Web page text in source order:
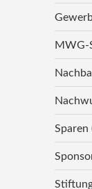
MWG-
Sparen